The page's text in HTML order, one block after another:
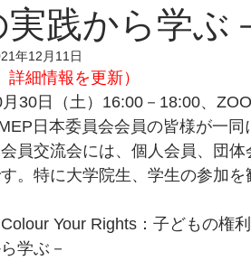
実践から学ぶ
年12月11日
詳細情報を更新）
30日（土）16:00－18:00、
日本委員会会員の皆様が一
員交流会には、個人会員、団
。特に大学院生、学生の参加
Colour Your Rights：子どもの権
学ぶ－